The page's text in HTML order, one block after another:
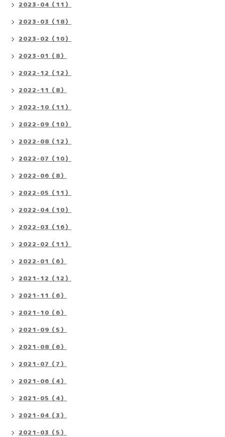
2023-04（11）
2023-03（18）
2023-02（10）
2023-01（8）
2022-12（12）
2022-11（8）
2022-10（11）
2022-09（10）
2022-08（12）
2022-07（10）
2022-06（8）
2022-05（11）
2022-04（10）
2022-03（16）
2022-02（11）
2022-01（6）
2021-12（12）
2021-11（6）
2021-10（6）
2021-09（5）
2021-08（6）
2021-07（7）
2021-06（4）
2021-05（4）
2021-04（3）
2021-03（5）